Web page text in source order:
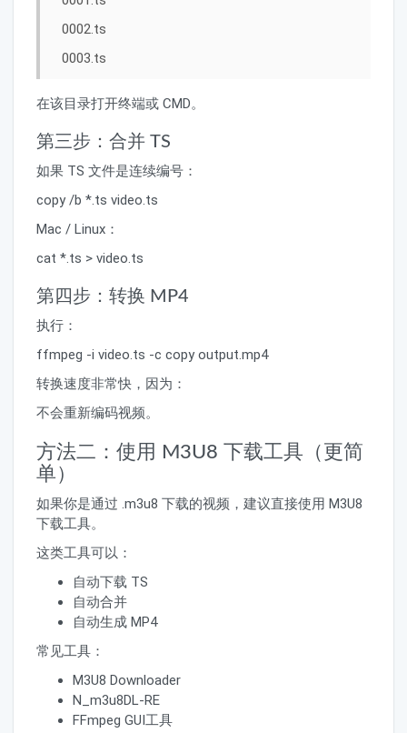
0002.ts
0003.ts
在该目录打开终端或 CMD。
第三步：合并 TS
如果 TS 文件是连续编号：
copy /b *.ts video.ts
Mac / Linux：
cat *.ts > video.ts
第四步：转换 MP4
执行：
ffmpeg -i video.ts -c copy output.mp4
转换速度非常快，因为：
不会重新编码视频。
方法二：使用 M3U8 下载工具（更简
单）
如果你是通过 .m3u8 下载的视频，建议直接使用 M3U8
下载工具。
这类工具可以：
自动下载 TS
自动合并
自动生成 MP4
常见工具：
M3U8 Downloader
N_m3u8DL-RE
FFmpeg GUI工具